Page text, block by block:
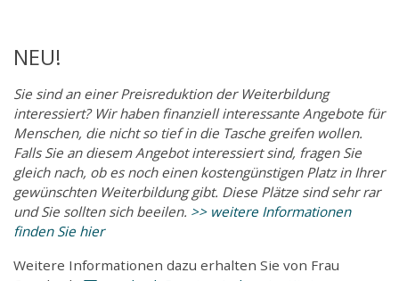
NEU!
Sie sind an einer Preisreduktion der Weiterbildung
interessiert? Wir haben finanziell interessante Angebote für
Menschen, die nicht so tief in die Tasche greifen wollen.
Falls Sie an diesem Angebot interessiert sind, fragen Sie
gleich nach, ob es noch einen kostengünstigen Platz in Ihrer
gewünschten Weiterbildung gibt. Diese Plätze sind sehr rar
und Sie sollten sich beeilen. >> weitere Informationen
finden Sie hier
Weitere Informationen dazu erhalten Sie von Frau